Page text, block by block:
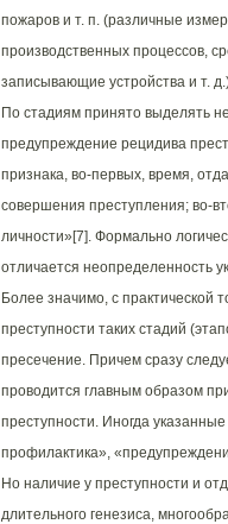
пожаров и т. п. (различные
производственных процессов,
записывающие устройства и т.
По стадиям принято выделять
предупреждение рецидива
признака, во-первых, время,
совершения преступления; во-
личности»[7]. Формально
отличается неопределенность
Более значимо, с практической
преступности таких стадий
пресечение. Причем сразу
проводится главным образом
преступности. Иногда
профилактика»,
Но наличие у преступности и
длительного генезиса,